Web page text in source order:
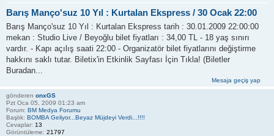
Barış Manço'suz 10 Yıl : Kurtalan Ekspress / 30 Ocak 22:00
Barış Manço'suz 10 Yıl : Kurtalan Ekspress tarih : 30.01.2009 22:00:00
mekan : Studio Live / Beyoğlu bilet fiyatları : 34,00 TL - 18 yaş sınırı
vardır. - Kapı açılış saati 22:00 - Organizatör bilet fiyatlarını değiştirme
hakkını saklı tutar. Biletix'in Etkinlik Sayfası İçin Tıkla! (Biletler
Buradan...
Mesaja geçiş yap
gönderen onxGS
Pzt Oca 05, 2009 01:23 am
Forum: BM Medya Forumu
Başlık: BOMBA Geliyor...Beyaz Müjdeyi Verdi...!!!!
Cevaplar: 13
Görüntüleme: 21797